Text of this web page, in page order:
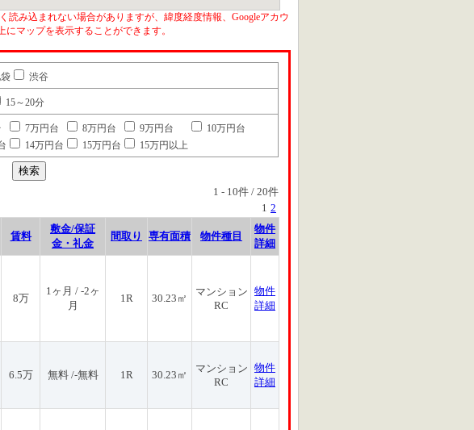
読み込まれない場合がありますが、緯度経度情報、Googleアカウ
マップを表示することができます。
渋谷
15～20分
7万円台 8万円台 9万円台
10万円台
14万円台 15万円台 15万円以上
1 - 10件 / 20件
1 2
賃料
敷金/保証
金・礼金
間取り 専有面積 物件種目
物件
詳細
8万
1ヶ月 / -2ヶ
月
1R 30.23㎡
マンション
RC
物件
詳細
6.5万 無料 /-無料 1R 30.23㎡
マンション
RC
物件
詳細